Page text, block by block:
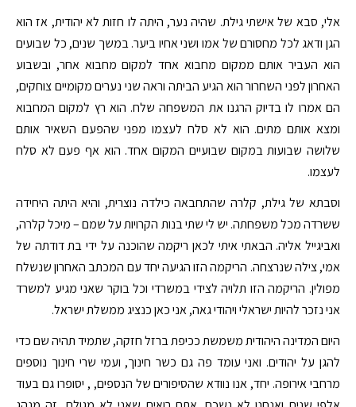
אלי, סבא של אישתי גילת. שהיה נער, היתה לו חזות לא יהודית, אז הוא
הגן ודאג לכל מחסורם של אמו ושני אחיו ביער. במשך שנים, כל שבועים
הוא העביר אותם ממקום מחבוא אחד למקום מחבוא אחר, ובשבוע
האחרון לפני השחרור הוא הגיע הביתה וראה שני נערים מקומיים צוחקים,
הם אמרו לו בדיוק הרגנו את המשפחה שלח. הוא רץ למקום המחבוא
ומצא אותם מתים. הוא לא סלח לעצמו מפני שהפעם השאיר אותם
שלושה שבועות במקום שבועיים המקום אחד. הוא אף פעם לא סלח
לעצמו.
וסבתא של גילת, קלרה שהתחבאה כילדה נוצרית, והיא היתה היחידה
ששרדה מכל משפחתה. יש לי שתי בנות הקרויות על שמם – מיכל קלרה,
ואביגייל אליה. הבאתי איתי לכאן ריקמה שהוכנה על ידי בת דודתה של
אמי, צילה שנרצחה. הריקמה הזו הגיעה יחד עם המכתב האחרון שנשלח
מפולין. הריקמה הזו תלויה לצידי במשרדי וכל בוקר שאני מגיע למשרד
אני נזכר להיות ישראלי ויהודי גאה, אני כאן כנציג ממשלת ישראל.
היום המדינה היהודית משמשת ככיפת ברזל חזקה, שתמיד תהיה שם כדי
להגן על יהודים. ואני עומד פה גם כשר חינוך, ועמי שרי חינוך נוספים
מרחבי אירופה. יחד, אנו נוודא שהסיפורים של הנספים, , יסופרו גם בעוד